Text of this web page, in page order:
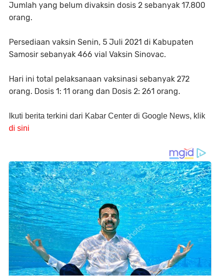
Jumlah yang belum divaksin dosis 2 sebanyak 17.800
orang.
Persediaan vaksin Senin, 5 Juli 2021 di Kabupaten
Samosir sebanyak 466 vial Vaksin Sinovac.
Hari ini total pelaksanaan vaksinasi sebanyak 272
orang. Dosis 1: 11 orang dan Dosis 2: 261 orang.
Ikuti berita terkini dari Kabar Center di Google News, klik
di sini